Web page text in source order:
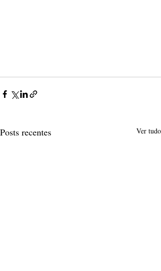
Posts recentes Ver tudo